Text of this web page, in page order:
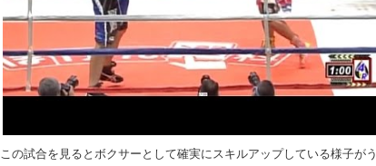
この試合を見るとボクサーとして確実にスキルアップしている様子が